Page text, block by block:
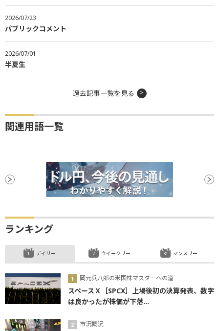
2026/07/23
パブリックコメント
2026/07/01
半夏生
過去記事一覧を見る
関連用語一覧
ランキング
デイリー
岡元兵八郎の米国株マスターへの道
スペースＸ［SPCX］上場後初の決算発表、数字
は良かったが株価が下落...
市況概況
ウイークリー マンスリー